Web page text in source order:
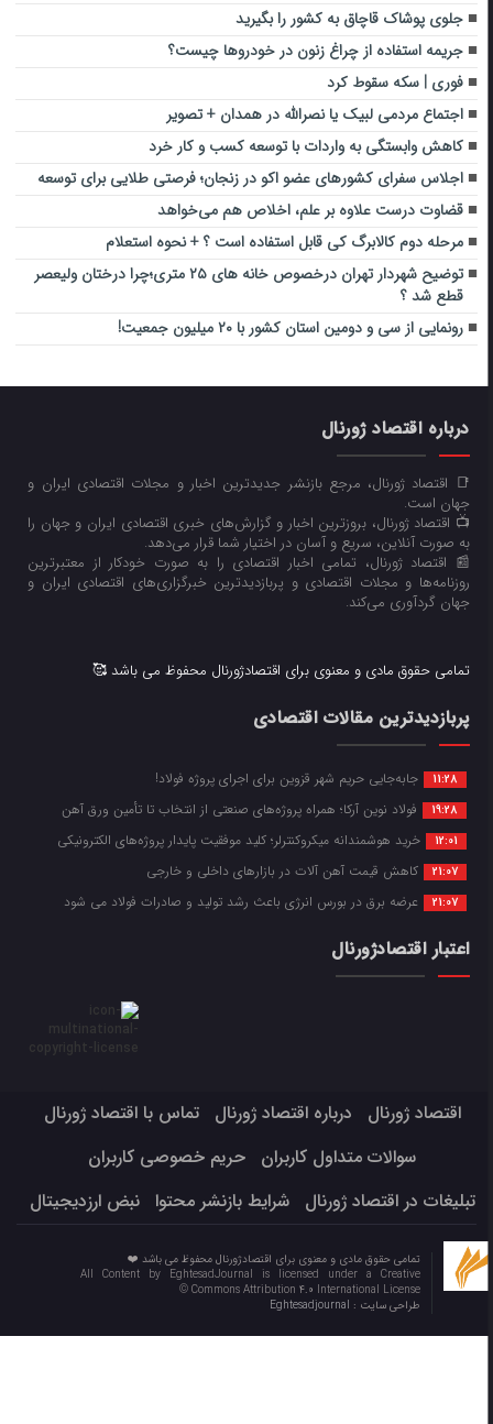
جلوی پوشاک قاچاق به کشور را بگیرید
جریمه استفاده از چراغ زنون در خودروها چیست؟
فوری | سکه سقوط کرد
اجتماع مردمی لبیک یا نصرالله در همدان + تصویر
کاهش وابستگی به واردات با توسعه کسب و کار خرد
اجلاس سفرای کشورهای عضو اکو در زنجان؛ فرصتی طلایی برای توسعه
قضاوت درست علاوه بر علم، اخلاص هم می‌خواهد
مرحله دوم کالابرگ کی قابل استفاده است ؟ + نحوه استعلام
توضیح شهردار تهران درخصوص خانه های ۲۵ متری؛چرا درختان ولیعصر
قطع شد ؟
رونمایی از سی و دومین استان کشور با ۲۰ میلیون جمعیت!
درباره اقتصاد ژورنال
📑 اقتصاد ژورنال، مرجع بازنشر جدیدترین اخبار و مجلات اقتصادی ایران و
جهان است.
📺 اقتصاد ژورنال، بروزترین اخبار و گزارش‌های خبری اقتصادی ایران و جهان را
به صورت آنلاین، سریع و آسان در اختیار شما قرار می‌‌دهد.
📰 اقتصاد ژورنال، تمامی اخبار اقتصادی را به صورت خودکار از معتبرترین
روزنامه‌ها و مجلات اقتصادی و پربازدیدترین خبرگزاری‌های اقتصادی ایران و
جهان گردآوری می‌کند.
تمامی حقوق مادی و معنوی برای اقتصادژورنال محفوظ می باشد 🥰
پربازدیدترین مقالات اقتصادی
11:28 جابه‌جایی حریم شهر قزوین برای اجرای پروژه فولاد!
19:28 فولاد نوین آرکا؛ همراه پروژه‌های صنعتی از انتخاب تا تأمین ورق آهن
12:01 خرید هوشمندانه میکروکنترلر؛ کلید موفقیت پایدار پروژه‌های الکترونیکی
21:07 کاهش قیمت آهن آلات در بازارهای داخلی و خارجی
21:07 عرضه برق در بورس انرژی باعث رشد تولید و صادرات فولاد می شود
اعتبار اقتصادژورنال
اقتصاد ژورنال درباره اقتصاد ژورنال
تماس با اقتصاد ژورنال
سوالات متداول کاربران
حریم خصوصی کاربران
تبلیغات در اقتصاد ژورنال
شرایط بازنشر محتوا نبض ارزدیجیتال
تمامی حقوق مادی و معنوی برای اقتصادژورنال محفوظ می باشد ❤️
All Content by EghtesadJournal is licensed under a Creative
Commons Attribution 4.0 International License ©️
طراحی سایت :